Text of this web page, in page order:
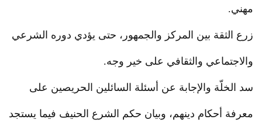
مهني.
زرع الثقة بين المركز والجمهور، حتى يؤدي دوره الشرعي
والاجتماعي والثقافي على خير وجه.
سد الخلّة والإجابة عن أسئلة السائلين الحريصين على
معرفة أحكام دينهم، وبيان حكم الشرع الحنيف فيما يستجد